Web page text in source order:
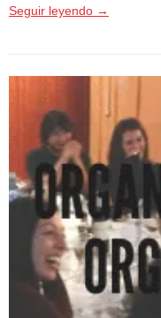
Seguir leyendo →